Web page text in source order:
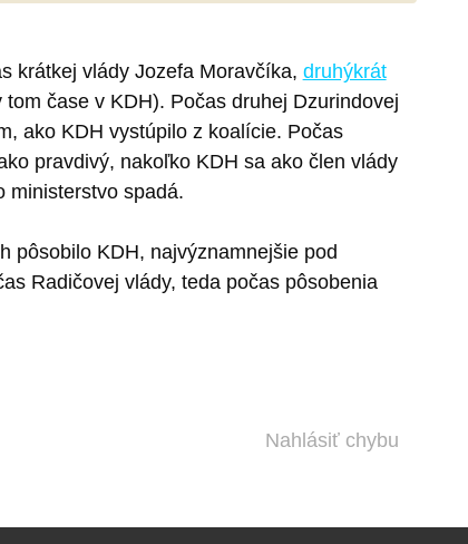
krátkej vlády Jozefa Moravčíka, druhýkrát
čase v KDH). Počas druhej Dzurindovej
ako KDH vystúpilo z koalície. Počas
pravdivý, nakoľko KDH sa ako člen vlády
ministerstvo spadá.
pôsobilo KDH, najvýznamnejšie pod
Radičovej vlády, teda počas pôsobenia
Nahlásiť chybu